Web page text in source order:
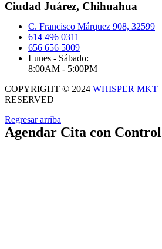
Ciudad Juárez, Chihuahua
C. Francisco Márquez 908, 32599
614 496 0311
656 656 5009
Lunes - Sábado:
8:00AM - 5:00PM
COPYRIGHT © 2024 WHISPER MKT
RESERVED
Regresar arriba
Agendar Cita con